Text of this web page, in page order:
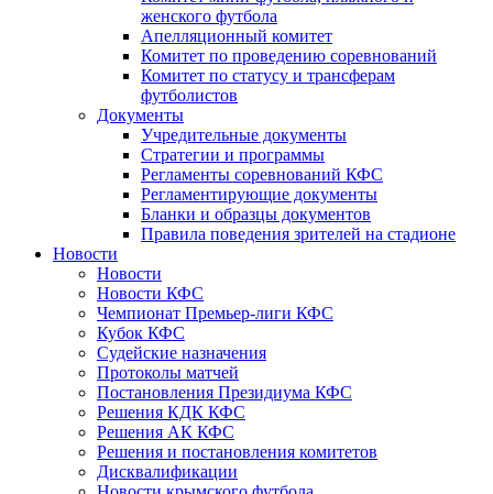
женского футбола
Апелляционный комитет
Комитет по проведению соревнований
Комитет по статусу и трансферам
футболистов
Документы
Учредительные документы
Стратегии и программы
Регламенты соревнований КФС
Регламентирующие документы
Бланки и образцы документов
Правила поведения зрителей на стадионе
Новости
Новости
Новости КФС
Чемпионат Премьер-лиги КФС
Кубок КФС
Судейские назначения
Протоколы матчей
Постановления Президиума КФС
Решения КДК КФС
Решения АК КФС
Решения и постановления комитетов
Дисквалификации